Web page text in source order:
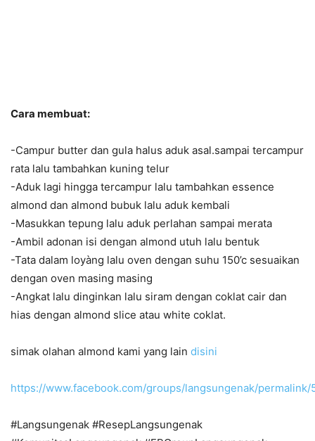
Cara membuat:
-Campur butter dan gula halus aduk asal.sampai tercampur
rata lalu tambahkan kuning telur
-Aduk lagi hingga tercampur lalu tambahkan essence
almond dan almond bubuk lalu aduk kembali
-Masukkan tepung lalu aduk perlahan sampai merata
-Ambil adonan isi dengan almond utuh lalu bentuk
-Tata dalam loyàng lalu oven dengan suhu 150’c sesuaikan
dengan oven masing masing
-Angkat lalu dinginkan lalu siram dengan coklat cair dan
hias dengan almond slice atau white coklat.
simak olahan almond kami yang lain disini
https://www.facebook.com/groups/langsungenak/permalink/
#Langsungenak #ResepLangsungenak